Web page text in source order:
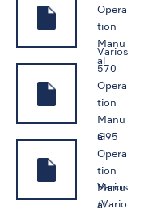
Opera
tion
Manu
al
Varios
570
Opera
tion
Manu
al
G95
Opera
tion
Manu
al
Varios
/Vario